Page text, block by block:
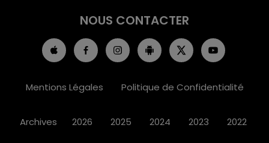
NOUS CONTACTER
Mentions Légales Politique de Confidentialité
Archives 2026 2025 2024 2023 2022